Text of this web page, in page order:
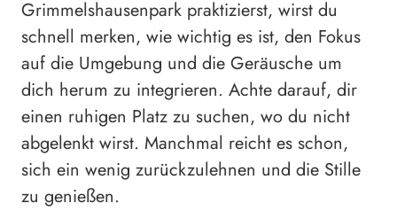
Grimmelshausenpark praktizierst, wirst du
schnell merken, wie wichtig es ist, den Fokus
auf die Umgebung und die Geräusche um
dich herum zu integrieren. Achte darauf, dir
einen ruhigen Platz zu suchen, wo du nicht
abgelenkt wirst. Manchmal reicht es schon,
sich ein wenig zurückzulehnen und die Stille
zu genießen.